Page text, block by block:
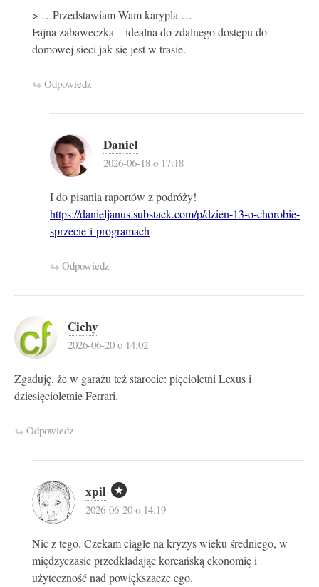
> …Przedstawiam Wam karypla …
Fajna zabaweczka – idealna do zdalnego dostępu do
domowej sieci jak się jest w trasie.
Odpowiedz
Daniel
2026-06-18 o 17:18
I do pisania raportów z podróży!
https://danieljanus.substack.com/p/dzien-13-o-chorobie-
sprzecie-i-programach
Odpowiedz
Cichy
2026-06-20 o 14:02
Zgaduję, że w garażu też starocie: pięcioletni Lexus i
dziesięcioletnie Ferrari.
Odpowiedz
xpil
2026-06-20 o 14:19
Nic z tego. Czekam ciągle na kryzys wieku średniego, w
międzyczasie przedkładając koreańską ekonomię i
użyteczność nad powiększacze ego.